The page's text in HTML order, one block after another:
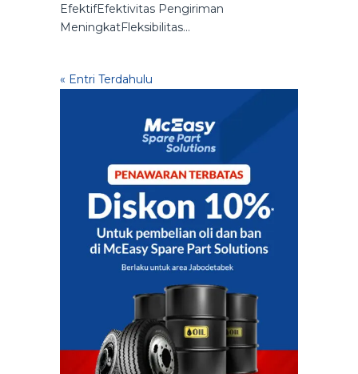
EfektifEfektivitas Pengiriman
MeningkatFleksibilitas...
« Entri Terdahulu